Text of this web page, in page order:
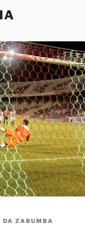
DA ZABUMBA